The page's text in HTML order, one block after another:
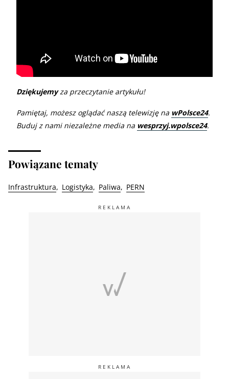
Dziękujemyza przeczytanie artykułu!
Pamiętaj, możesz oglądać naszą telewizję na wPolsce24.
Buduj z nami niezależne media na wesprzyj.wpolsce24.
Powiązane tematy
Infrastruktura Logistyka Paliwa PERN